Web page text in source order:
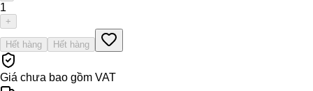
1
+
Hết hàng Hết hàng
Giá chưa bao gồm VAT